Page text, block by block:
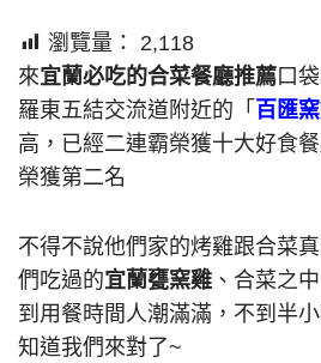
瀏覽量：
2,118
來宜蘭必吃的合菜餐廳推薦口
羅東五結交流道附近的「 百匯
高，已經二連霸榮獲十大好食
榮獲第二名
不得不說他們家的烤雞跟合菜
們吃過的宜蘭甕窯雞 、合菜之
到用餐時間人潮滿滿，不到半
知道我們來對了~